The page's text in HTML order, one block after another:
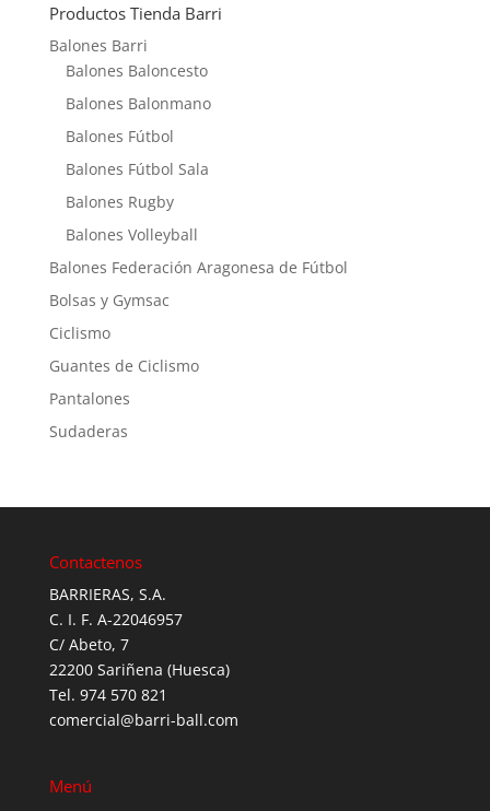
Productos Tienda Barri
Balones Barri
Balones Baloncesto
Balones Balonmano
Balones Fútbol
Balones Fútbol Sala
Balones Rugby
Balones Volleyball
Balones Federación Aragonesa de Fútbol
Bolsas y Gymsac
Ciclismo
Guantes de Ciclismo
Pantalones
Sudaderas
Contactenos
BARRIERAS, S.A.
C. I. F. A-22046957
C/ Abeto, 7
22200 Sariñena (Huesca)
Tel. 974 570 821
comercial@barri-ball.com
Menú